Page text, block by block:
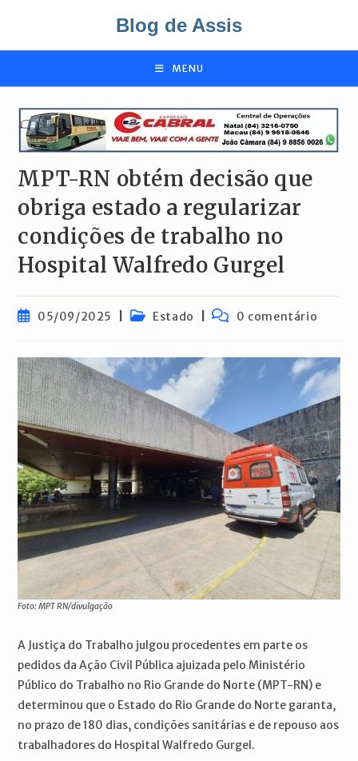
o
Blog de Assis
MENU
MPT-RN obtém decisão que
obriga estado a regularizar
condições de trabalho no
Hospital Walfredo Gurgel
Post05/09/2025
Categoria
Estado
Comentários
0 comentário
Foto: MPT RN/divulgação
A Justiça do Trabalho julgou procedentes em parte os
pedidos da Ação Civil Pública ajuizada pelo Ministério
Público do Trabalho no Rio Grande do Norte (MPT-RN) e
determinou que o Estado do Rio Grande do Norte garanta,
no prazo de 180 dias, condições sanitárias e de repouso aos
trabalhadores do Hospital Walfredo Gurgel.